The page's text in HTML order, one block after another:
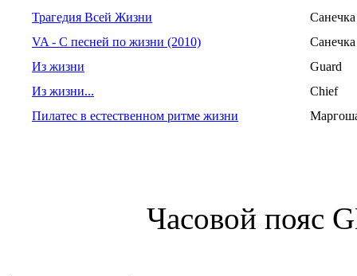
Трагедия Всей Жизни
Санечка
VA - С песней по жизни (2010)
Санечка
Из жизни
Guard
Из жизни...
Chief
Пилатес в естественном ритме жизни
Часовой пояс